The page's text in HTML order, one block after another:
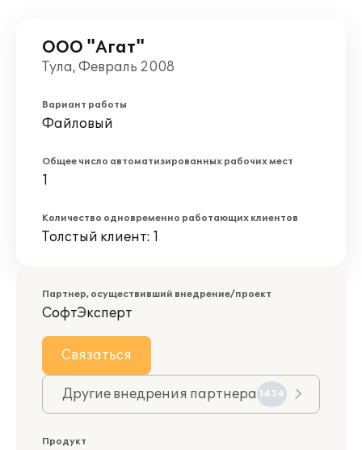
ООО "Агат"
Тула, Февраль 2008
Вариант работы
Файловый
Общее число автоматизированных рабочих мест
1
Количество одновременно работающих клиентов
Толстый клиент: 1
Партнер, осуществивший внедрение/проект
СофтЭксперт
Связаться
Другие внедрения партнера 1434
Продукт